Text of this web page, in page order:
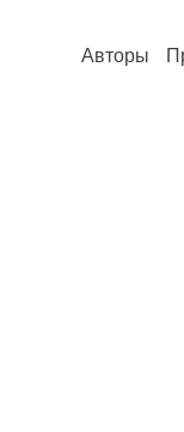
Авторы